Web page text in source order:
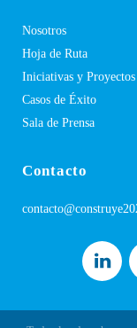
Nosotros
Hoja de Ruta
Iniciativas y Proyectos
Casos de Éxito
Sala de Prensa
Contacto